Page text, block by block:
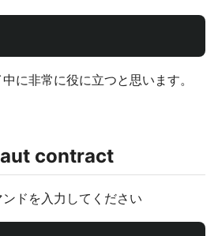
に非常に役に立つと思います。
contract
ドを入力してください